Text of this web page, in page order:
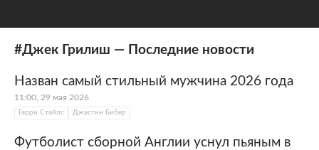
#Джек Грилиш — Последние новости
Назван самый стильный мужчина 2026 года
11:00, 29 мая 2026
Гарри Стайлс Джастин Бибер
Футболист сборной Англии уснул пьяным в